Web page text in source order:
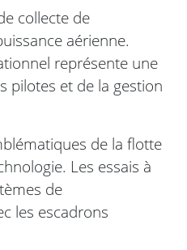
collecte de
aérienne.
représente une
pilotes et de la gestion
de la flotte
Les essais à
de
les escadrons